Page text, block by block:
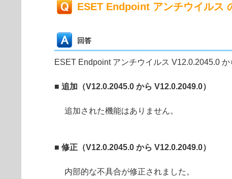
ESET Endpoint アンチウイルス
回答
ESET Endpoint アンチウイルス V12.0.2045.0
■ 追加（V12.0.2045.0 から V12.0.2049.0）
追加された機能はありません。
■ 修正（V12.0.2045.0 から V12.0.2049.0）
内部的な不具合が修正されました。